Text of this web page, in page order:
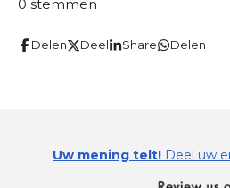
e e
n
e
n
e
e
n
e
e
n
e
0 stemmen
Delen Deel Share Delen
Uw mening telt! Deel uw